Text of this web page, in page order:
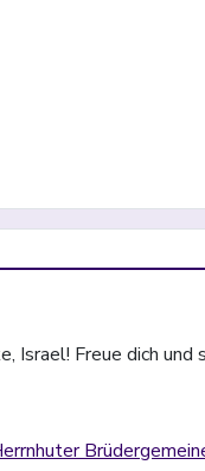
Israel! Freue dich